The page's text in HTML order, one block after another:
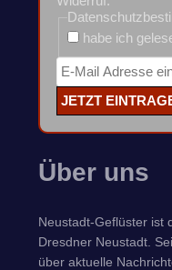
habe ich
Über uns
Neustadt-Geflüster ist
Dresdner Neustadt.
über aktuelle